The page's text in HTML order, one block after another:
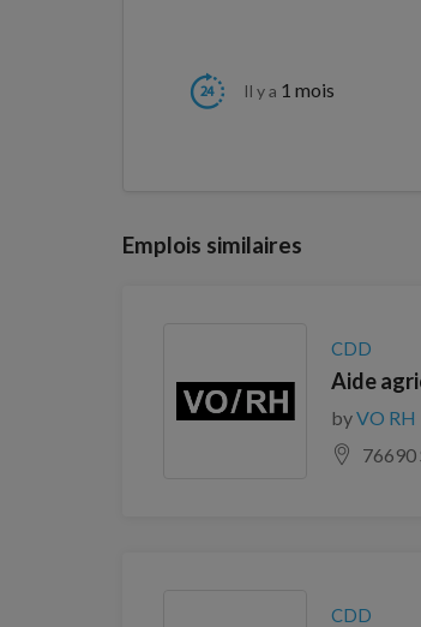
Il y a 1 mois
Emplois similaires
CDD
Aide
byVO RH
76690
CDD